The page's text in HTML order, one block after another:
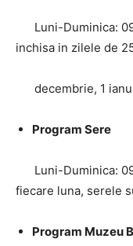
Luni-Duminica:
inchisa in zilele
decembrie, 1
Program Sere
Luni-Duminica:
fiecare luna, serele
Program Muzeu